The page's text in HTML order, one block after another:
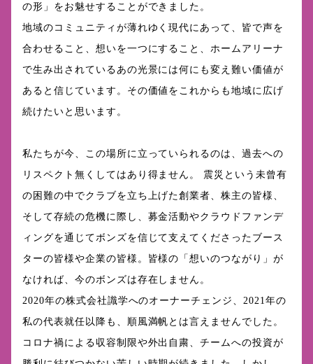
の形」をお魅せすることができました。
地域のコミュニティが薄れゆく現代にあって、皆で声を
合わせること、想いを一つにすること、ホームアリーナ
で生み出されているあの光景には何にも変え難い価値が
あると信じています。その価値をこれからも地域に広げ
続けたいと思います。
私たちが今、この場所に立っていられるのは、過去への
リスペクト無くしてはあり得ません。 震災という未曾有
の困難の中でクラブを立ち上げた創業者、株主の皆様、
そして存続の危機に際し、募金活動やクラウドファンデ
ィングを通じてボンズを信じて支えてくださったブース
ターの皆様や企業の皆様。皆様の「想いのつながり」が
なければ、今のボンズは存在しません。
2020年の株式会社識学へのオーナーチェンジ、2021年の
私の代表就任以降も、順風満帆とは言えませんでした。
コロナ禍による収容制限や外出自粛、チームへの投資が